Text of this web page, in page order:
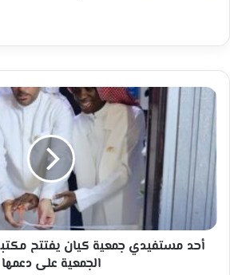
أحد
مستفيدي
جمعية
كيان
يفتتح
مكتبه
الهندسي
ويشكر
الجمعية
علىأحد مستفيدي جمعية كيان يفتتح
الجمعية على دعمها